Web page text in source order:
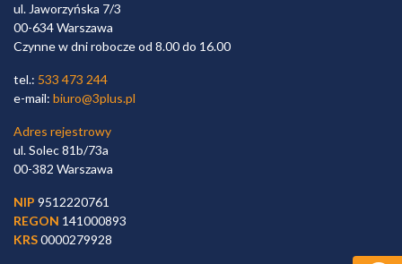
ul. Jaworzyńska 7/3
00-634 Warszawa
Czynne w dni robocze od 8.00 do 16.00
tel.: 533 473 244
e-mail: biuro@3plus.pl
Adres rejestrowy
ul. Solec 81b/73a
00-382 Warszawa
NIP 9512220761
REGON 141000893
KRS0000279928